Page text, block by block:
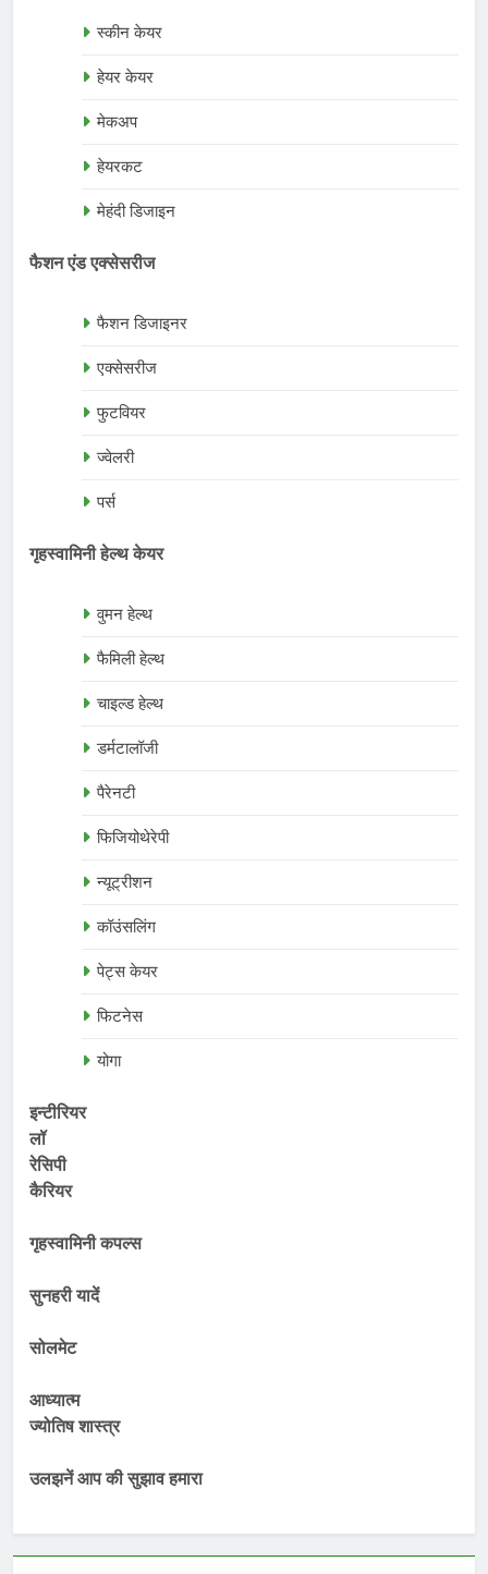
स्कीन केयर
हेयर केयर
मेकअप
हेयरकट
मेहंदी डिजाइन
फैशन एंड एक्सेसरीज
फैशन डिजाइनर
एक्सेसरीज
फुटवियर
ज्वेलरी
पर्स
गृहस्वामिनी हेल्थ केयर
वुमन हेल्थ
फैमिली हेल्थ
चाइल्ड हेल्थ
डर्मटालॉजी
पैरेनटी
फिजियोथेरेपी
न्यूट्रीशन
कॉउंसलिंग
पेट्स केयर
फिटनेस
योगा
इन्टीरियर
लॉ
रेसिपी
कैरियर
गृहस्वामिनी कपल्स
सुनहरी यादें
सोलमेट
आध्यात्म
ज्योतिष शास्त्र
उलझनें आप की सुझाव हमारा